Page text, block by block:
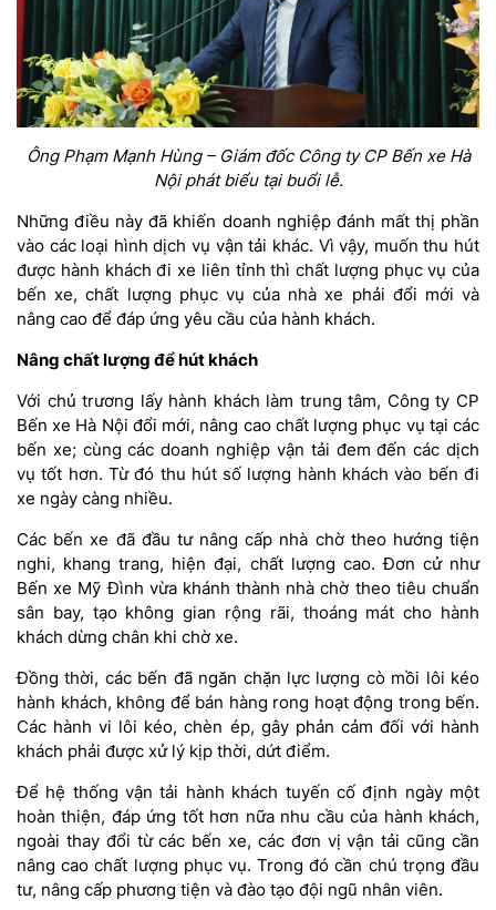
Ông Phạm Mạnh Hùng – Giám đốc Công ty CP Bến xe Hà
Nội phát biểu tại buổi lễ.
Những điều này đã khiến doanh nghiệp đánh mất thị phần
vào các loại hình dịch vụ vận tải khác. Vì vậy, muốn thu hút
được hành khách đi xe liên tỉnh thì chất lượng phục vụ của
bến xe, chất lượng phục vụ của nhà xe phải đổi mới và
nâng cao để đáp ứng yêu cầu của hành khách.
Nâng chất lượng để hút khách
Với chủ trương lấy hành khách làm trung tâm, Công ty CP
Bến xe Hà Nội đổi mới, nâng cao chất lượng phục vụ tại các
bến xe; cùng các doanh nghiệp vận tải đem đến các dịch
vụ tốt hơn. Từ đó thu hút số lượng hành khách vào bến đi
xe ngày càng nhiều.
Các bến xe đã đầu tư nâng cấp nhà chờ theo hướng tiện
nghi, khang trang, hiện đại, chất lượng cao. Đơn cử như
Bến xe Mỹ Đình vừa khánh thành nhà chờ theo tiêu chuẩn
sân bay, tạo không gian rộng rãi, thoáng mát cho hành
khách dừng chân khi chờ xe.
Đồng thời, các bến đã ngăn chặn lực lượng cò mồi lôi kéo
hành khách, không để bán hàng rong hoạt động trong bến.
Các hành vi lôi kéo, chèn ép, gây phản cảm đối với hành
khách phải được xử lý kịp thời, dứt điểm.
Để hệ thống vận tải hành khách tuyến cố định ngày một
hoàn thiện, đáp ứng tốt hơn nữa nhu cầu của hành khách,
ngoài thay đổi từ các bến xe, các đơn vị vận tải cũng cần
nâng cao chất lượng phục vụ. Trong đó cần chú trọng đầu
tư, nâng cấp phương tiện và đào tạo đội ngũ nhân viên.